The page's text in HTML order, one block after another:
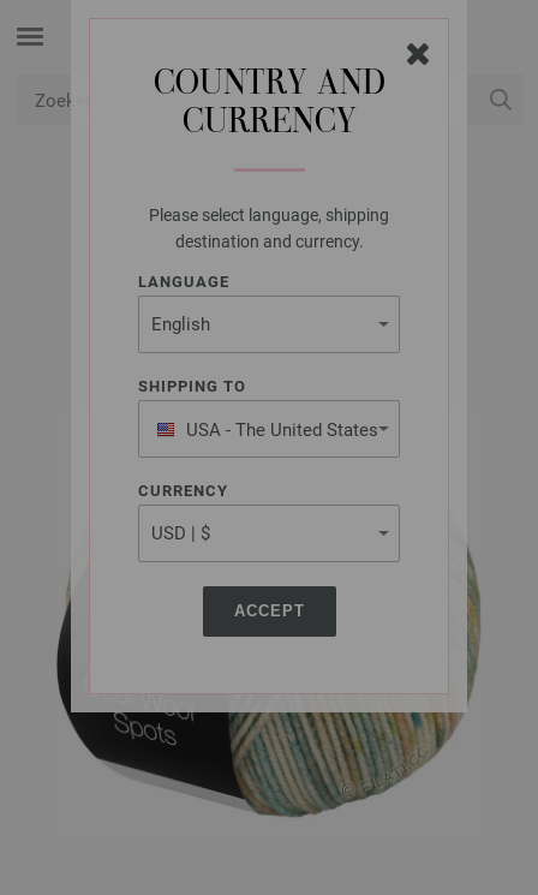
COUNTRY AND
CURRENCY
Please select language, shipping
destination and currency.
LANGUAGE
SHIPPING TO
USA - The United States
of America
CURRENCY
ACCEPT
LANA GROSSA
COOL WOOL SPOTS